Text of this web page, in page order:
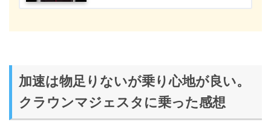
加速は物足りないが乗り心地が良い。
クラウンマジェスタに乗った感想